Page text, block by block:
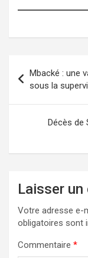
Mbacké : une
sous la
Décès de
Laisser
Votre adresse e-
obligatoires sont
Commentaire *